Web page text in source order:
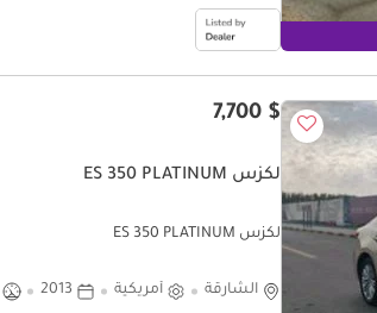
$ 7,700
لكزس ES 350 PLATINUM
لكزس ES 350 PLATINUM
الشارقة أمريكية 2013